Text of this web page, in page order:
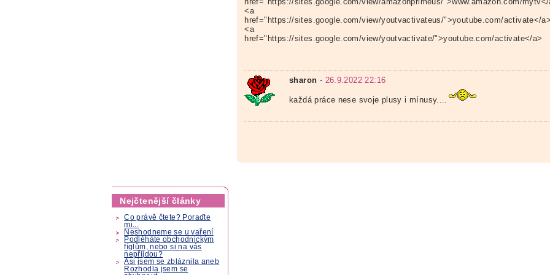
Nejčtenější články
Co právě čtete? Poraďte
mi...
Neshodneme se u vaření
Podléháte obchodnickým
fíglům, nebo si na vás
nepřijdou?
Asi jsem se zbláznila aneb
Rozhodla jsem se
<a
href="https://sites.google.com/view/youtvactivateus/">youtube.com/activate</a>
<a
href="https://sites.google.com/view/youtvactivate/">youtube.com/activate</a>
sharon - 26.9.2022 22:16
každá práce nese svoje plusy i mínusy....